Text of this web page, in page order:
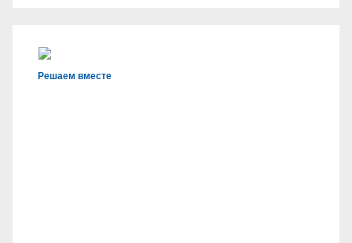
Решаем вместе